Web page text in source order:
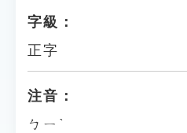
字級：
正字
注音：
ㄅㄧˋ